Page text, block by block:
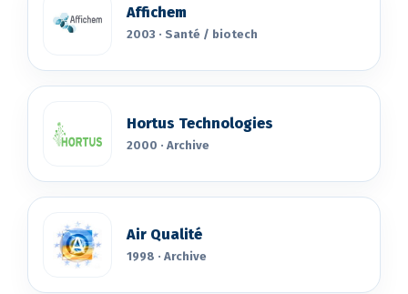
Affichem
2003 · Santé / biotech
Hortus Technologies
2000 · Archive
Air Qualité
1998 · Archive